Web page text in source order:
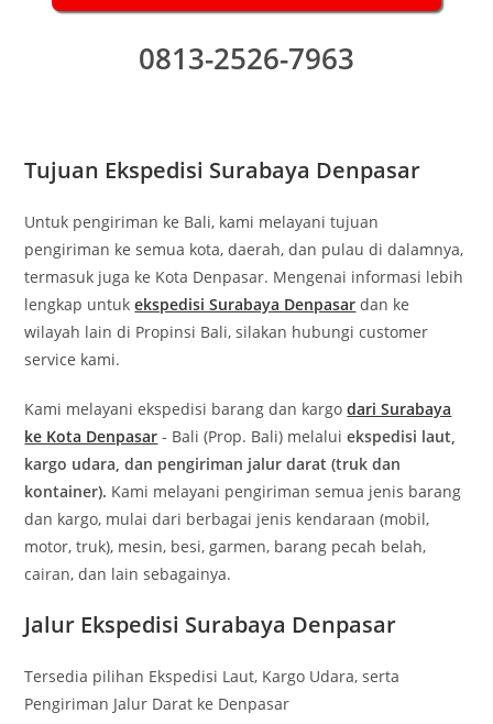
0813-2526-7963
Tujuan Ekspedisi Surabaya Denpasar
Untuk pengiriman ke Bali, kami melayani tujuan
pengiriman ke semua kota, daerah, dan pulau di dalamnya,
termasuk juga ke Kota Denpasar. Mengenai informasi lebih
lengkap untukekspedisi Surabaya Denpasar dan ke
wilayah lain di Propinsi Bali, silakan hubungi customer
service kami.
Kami melayani ekspedisi barang dan kargodari Surabaya
ke Kota Denpasar - Bali (Prop. Bali) melaluiekspedisi laut,
kargo udara, dan pengiriman jalur darat (truk dan
kontainer). Kami melayani pengiriman semua jenis barang
dan kargo, mulai dari berbagai jenis kendaraan (mobil,
motor, truk), mesin, besi, garmen, barang pecah belah,
cairan, dan lain sebagainya.
Jalur Ekspedisi Surabaya Denpasar
Tersedia pilihan Ekspedisi Laut, Kargo Udara, serta
Pengiriman Jalur Darat ke Denpasar